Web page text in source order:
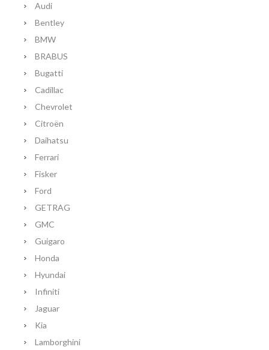
Audi
Bentley
BMW
BRABUS
Bugatti
Cadillac
Chevrolet
Citroën
Daihatsu
Ferrari
Fisker
Ford
GETRAG
GMC
Guigaro
Honda
Hyundai
Infiniti
Jaguar
Kia
Lamborghini